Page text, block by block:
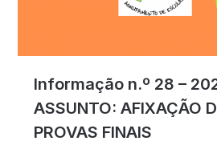
Informação n.º 28 –
ASSUNTO: AFIXAÇÃO
PROVAS FINAIS